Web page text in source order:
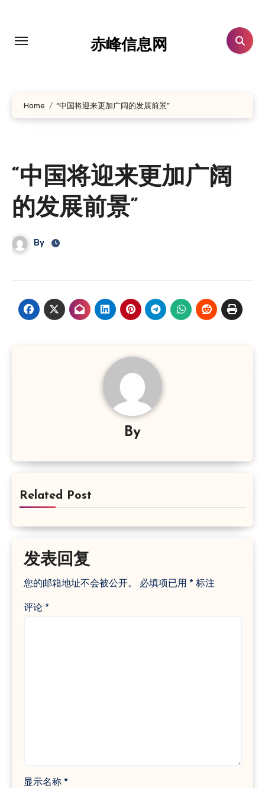
赤峰信息网
Home “中国将迎来更加广阔的发展前景”
“中国将迎来更加广阔
的发展前景”
By
By
Related Post
发表回复
您的邮箱地址不会被公开。 必填项已用 *标注
评论 *
显示名称 *